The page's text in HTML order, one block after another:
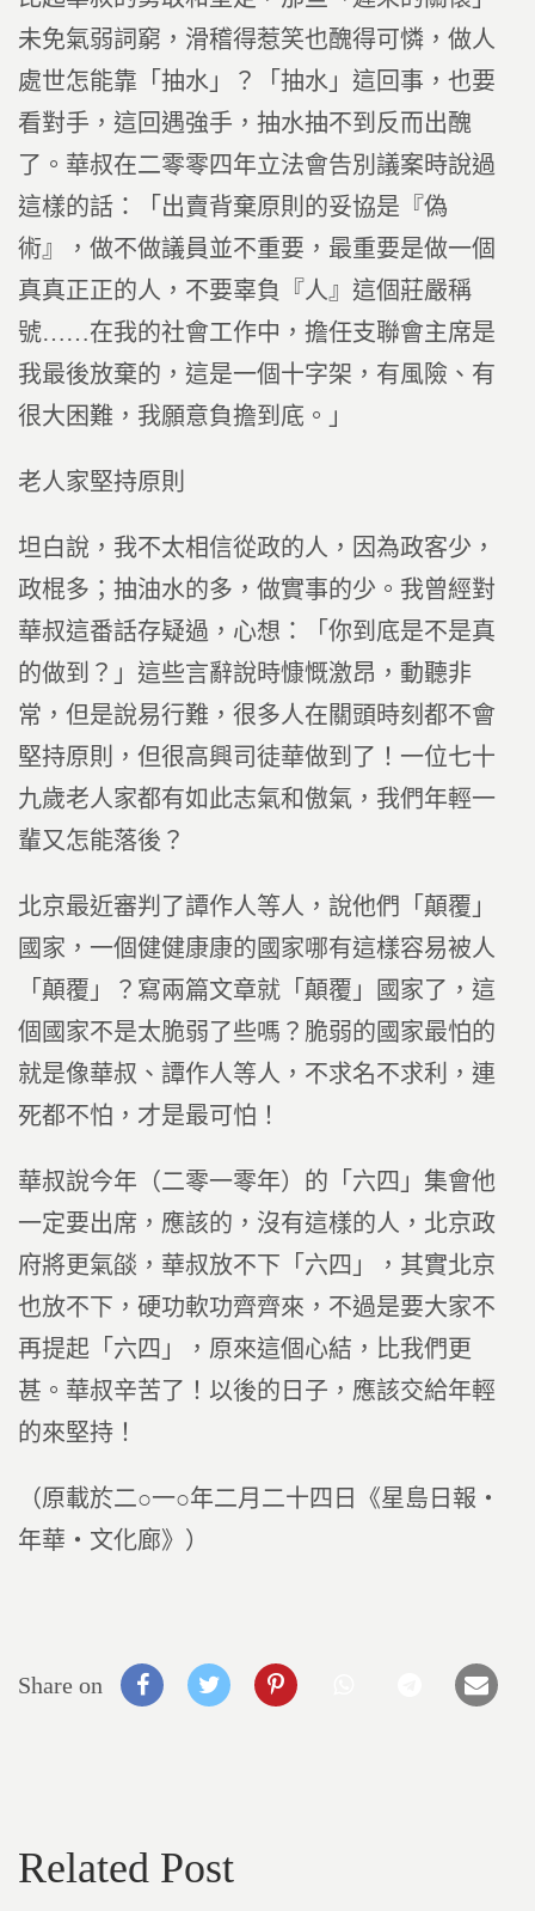
未免氣弱詞窮，滑稽得惹笑也醜得可憐，做人
處世怎能靠「抽水」？「抽水」這回事，也要
看對手，這回遇強手，抽水抽不到反而出醜
了。華叔在二零零四年立法會告別議案時說過
這樣的話：「出賣背棄原則的妥協是『偽
術』，做不做議員並不重要，最重要是做一個
真真正正的人，不要辜負『人』這個莊嚴稱
號……在我的社會工作中，擔任支聯會主席是
我最後放棄的，這是一個十字架，有風險、有
很大困難，我願意負擔到底。」
老人家堅持原則
坦白說，我不太相信從政的人，因為政客少，
政棍多；抽油水的多，做實事的少。我曾經對
華叔這番話存疑過，心想：「你到底是不是真
的做到？」這些言辭說時慷慨激昂，動聽非
常，但是說易行難，很多人在關頭時刻都不會
堅持原則，但很高興司徒華做到了！一位七十
九歲老人家都有如此志氣和傲氣，我們年輕一
輩又怎能落後？
北京最近審判了譚作人等人，說他們「顛覆」
國家，一個健健康康的國家哪有這樣容易被人
「顛覆」？寫兩篇文章就「顛覆」國家了，這
個國家不是太脆弱了些嗎？脆弱的國家最怕的
就是像華叔、譚作人等人，不求名不求利，連
死都不怕，才是最可怕！
華叔說今年（二零一零年）的「六四」集會他
一定要出席，應該的，沒有這樣的人，北京政
府將更氣燄，華叔放不下「六四」，其實北京
也放不下，硬功軟功齊齊來，不過是要大家不
再提起「六四」，原來這個心結，比我們更
甚。華叔辛苦了！以後的日子，應該交給年輕
的來堅持！
（原載於二○一○年二月二十四日《星島日報‧
年華‧文化廊》）
Share on
Related Post